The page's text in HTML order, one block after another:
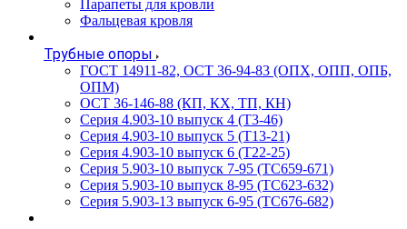
Парапеты для кровли
Фальцевая кровля
Трубные опоры
ГОСТ 14911-82, ОСТ 36-94-83 (ОПХ, ОПП, ОПБ,
ОПМ)
ОСТ 36-146-88 (КП, КХ, ТП, КН)
Серия 4.903-10 выпуск 4 (Т3-46)
Серия 4.903-10 выпуск 5 (Т13-21)
Серия 4.903-10 выпуск 6 (Т22-25)
Серия 5.903-10 выпуск 7-95 (ТС659-671)
Серия 5.903-10 выпуск 8-95 (ТС623-632)
Серия 5.903-13 выпуск 6-95 (ТС676-682)